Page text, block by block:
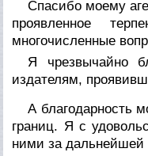
Спасибо моему
проявленное
многочисленные
Я чрезвычайно
издателям,
А благодарность
границ. Я с
ними за дальнейшей